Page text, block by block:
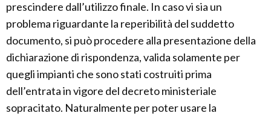
prescindere dall’utilizzo finale. In caso vi sia un
problema riguardante la reperibilità del suddetto
documento, si può procedere alla presentazione della
dichiarazione di rispondenza, valida solamente per
quegli impianti che sono stati costruiti prima
dell’entrata in vigore del decreto ministeriale
sopracitato. Naturalmente per poter usare la